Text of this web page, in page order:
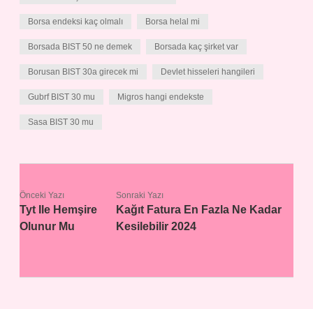
Borsa endeksi kaç olmalı Borsa helal mi
Borsada BIST 50 ne demek Borsada kaç şirket var
Borusan BIST 30a girecek mi Devlet hisseleri hangileri
Gubrf BIST 30 mu Migros hangi endekste
Sasa BIST 30 mu
Önceki Yazı
Tyt Ile Hemşire
Olunur Mu
Sonraki Yazı
Kağıt Fatura En Fazla Ne Kadar
Kesilebilir 2024